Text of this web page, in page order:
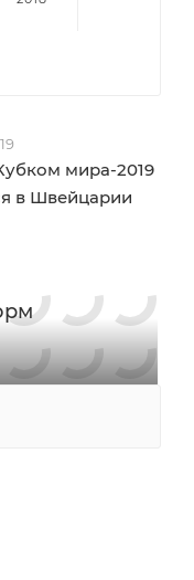
мира-2019
в Швейцарии